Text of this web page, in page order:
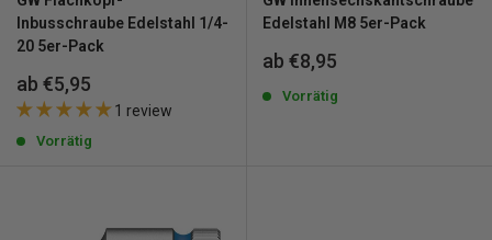
Inbusschraube Edelstahl 1/4-
20 5er-Pack
Sonderpreis
ab €5,95
1 review
Vorrätig
Edelstahl M8 5er-Pack
Sonderpreis
ab €8,95
Vorrätig